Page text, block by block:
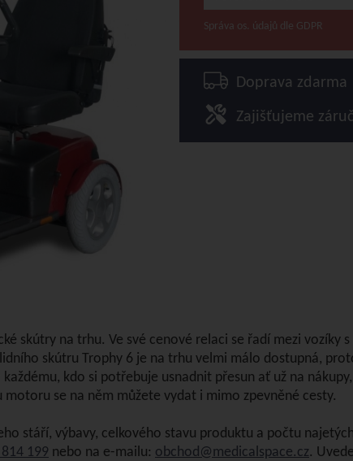
Správa os. údajů dle GDPR
Doprava zdarma
Zajišťujeme
skútry na trhu. Ve své cenové relaci se řadí mezi vozíky
skútru Trophy 6 je na trhu velmi málo dostupná,
kdo si potřebuje usnadnit přesun ať už na
se na něm můžete vydat i mimo zpevněné cesty.
stáří, výbavy, celkového stavu produktu a počtu
199 nebo na e-mailu: obchod@medicalspace.cz.